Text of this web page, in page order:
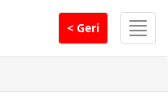
Menü
< Geri